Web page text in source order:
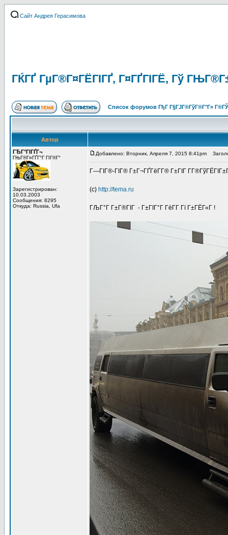
Сайт Андрея Герасимова
ГЌГҐ ГµГ®Г¤ГЁГІГҐ, Г¤ГҐГІГЁ, Гў
Список форумов ГђГ Г§ГЈГ®ГўГ®Г°Г»
Автор
ГЂГ°ГІГҐГ¬
ГЊГ®Г¤ГҐГ°Г ГІГ®Г°
Зарегистрирован:
10.03.2003
Сообщения: 8295
Откуда: Russia, Ufa
Добавлено: Вторник, Апреля 7, 2015 8:41pm
Г—ГІГ®-ГІГ® Г±Г¬ГҐГёГ­Г® Г±ГІГ
(c) http://tema.ru
ГЉГ°Г Г±Г®ГІГ - Г±ГІГ°Г ГёГ­Г Гї Г±ГЁГ«Г !